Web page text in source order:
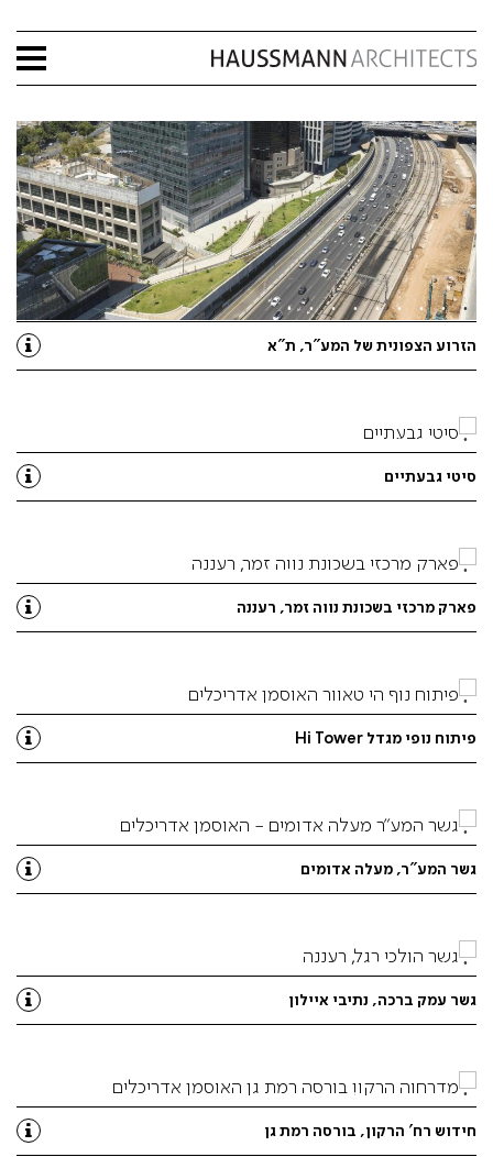
הזרוע הצפונית של המע”ר, ת”א
סיטי גבעתיים
פארק מרכזי בשכונת נווה זמר, רעננה
פיתוח נופי מגדל Hi Tower
גשר המע”ר, מעלה אדומים
גשר עמק ברכה, נתיבי איילון
חידוש רח’ הרקון, בורסה רמת גן